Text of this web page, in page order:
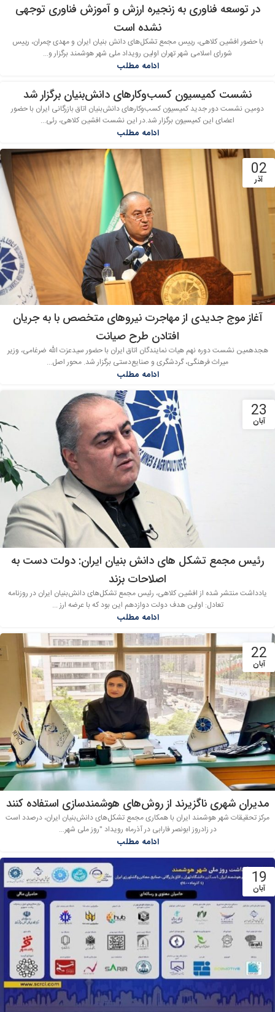
در توسعه فناوری به زنجیره ارزش و آموزش فناوری توجهی
نشده است
با حضور افشین کلاهی، رییس مجمع تشکل‌های دانش بنیان ایران و مهدی چمران، رییس
شورای اسلامی شهر تهران اولین رویداد ملی شهر هوشمند برگزار و...
ادامه مطلب
نشست کمیسیون کسب‌وکارهای دانش‌بنیان برگزار شد
دومین نشست دور جدید کمیسیون کسب‌وکارهای دانش‌بنیان اتاق بازرگانی ایران با حضور
اعضای این کمیسیون برگزار شد.در این نشست افشین کلاهی، رئی...
ادامه مطلب
02
آذر
آغاز موج جدیدی از مهاجرت نیروهای متخصص با به جریان
افتادن طرح صیانت
هجدهمین نشست دوره نهم هیات نمایندگان اتاق ایران با حضور سیدعزت الله ضرغامی، وزیر
میراث فرهنگی، گردشگری و صنایع‌دستی برگزار شد. محور اصل...
ادامه مطلب
23
آبان
رئیس مجمع تشکل های دانش بنیان ایران: دولت دست به
اصلاحات بزند
یادداشت منتشر شده از افشین کلاهی، رئیس مجمع تشکل‌های دانش‌بنیان ایران در روزنامه
تعادل: اولین هدف دولت دوازدهم این بود که با عرضه ارز ...
ادامه مطلب
22
آبان
مدیران شهری ناگزیرند از روش‌های هوشمندسازی استفاده کنند
مرکز تحقیقات شهر هوشمند ایران با همکاری مجمع تشکل‌های دانش‌بنیان ایران، درصدد است
در زادروز ابونصر فارابی در آذرماه رویداد "روز ملی شهر...
ادامه مطلب
19
آبان